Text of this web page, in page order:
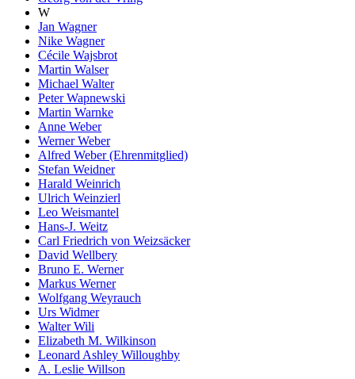
W
Jan Wagner
Nike Wagner
Cécile Wajsbrot
Martin Walser
Michael Walter
Peter Wapnewski
Martin Warnke
Anne Weber
Werner Weber
Alfred Weber (Ehrenmitglied)
Stefan Weidner
Harald Weinrich
Ulrich Weinzierl
Leo Weismantel
Hans-J. Weitz
Carl Friedrich von Weizsäcker
David Wellbery
Bruno E. Werner
Markus Werner
Wolfgang Weyrauch
Urs Widmer
Walter Wili
Elizabeth M. Wilkinson
Leonard Ashley Willoughby
A. Leslie Willson